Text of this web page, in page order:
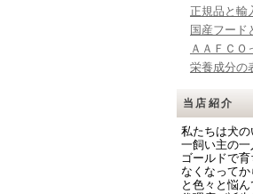
正規品と輸
国産フード
ＡＡＦＣＯ
栄養成分の
当店紹介
私たちは犬の
一飼い主の
ゴールドで
なくなって
と色々と悩